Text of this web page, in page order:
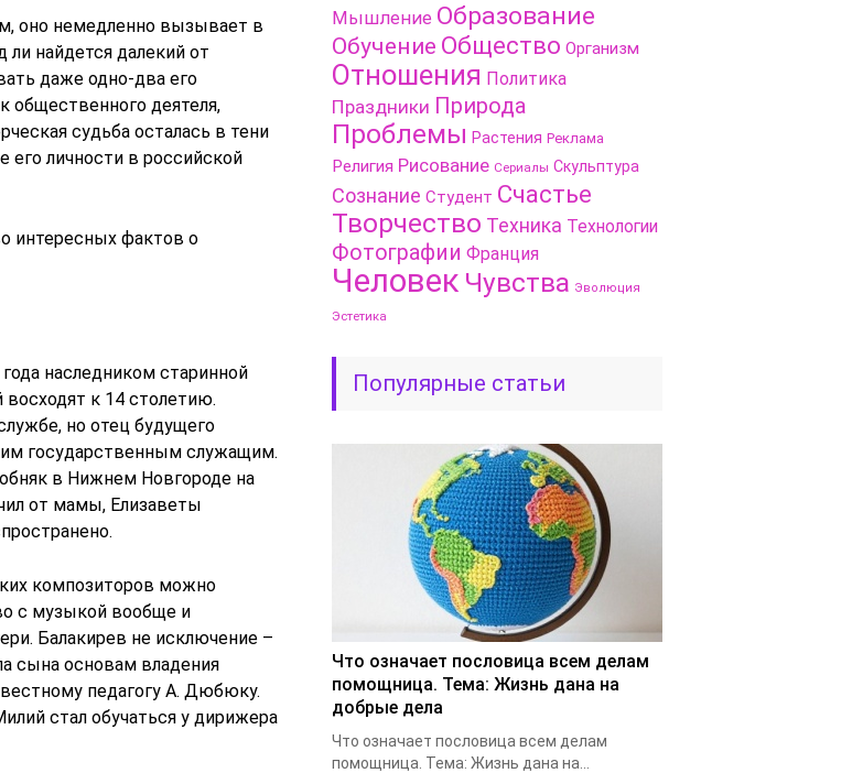
оно немедленно вызывает в
ли найдется далекий от
даже одно-два его
общественного деятеля,
судьба осталась в тени
его личности в российской
интересных фактов о
наследником старинной
к 14 столетию.
но отец будущего
государственным служащим.
в Нижнем Новгороде на
от мамы, Елизаветы
композиторов можно
с музыкой вообще и
Балакирев не исключение –
сына основам владения
педагогу А. Дюбюку.
стал обучаться у дирижера
Мышление Образование
Обучение Общество Организм
Отношения Политика
Праздники Природа
Проблемы Растения Реклама
Религия Рисование Сериалы Скульптура
Сознание Студент Счастье
Творчество Техника Технологии
Фотографии Франция
Человек Чувства Эволюция
Эстетика
Популярные статьи
Что означает пословица всем делам
помощница. Тема: Жизнь дана на
добрые дела
Что означает пословица всем делам
помощница. Тема: Жизнь дана на...